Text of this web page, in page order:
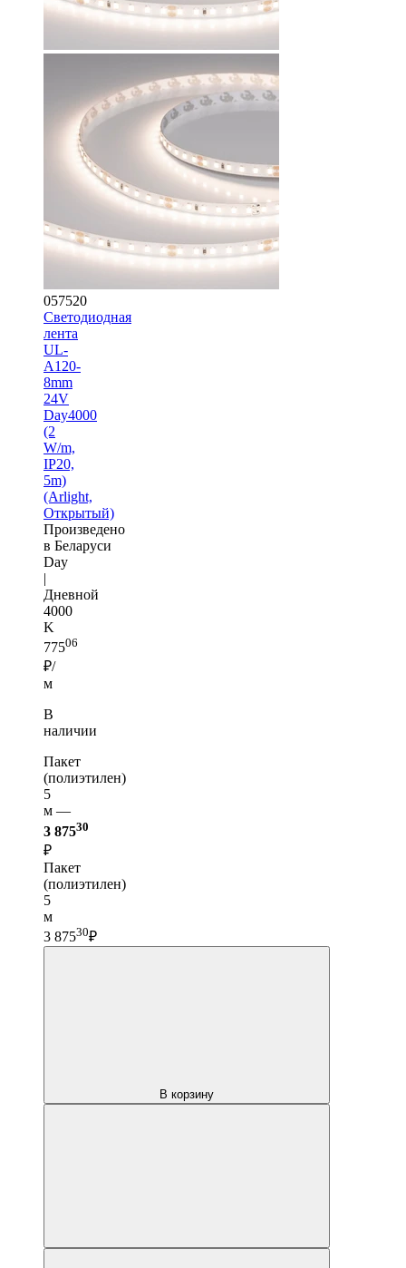
057520
Светодиодная
лента
UL-
A120-
8mm
24V
Day4000
(2
W/m,
IP20,
5m)
(Arlight,
Открытый)
Произведено
в Беларуси
Day
|
Дневной
4000
K
77506
₽/
м
В
наличии
Пакет
(полиэтилен)
5
м —
3 87530
₽
Пакет
(полиэтилен)
5
м
3 87530₽
В корзину